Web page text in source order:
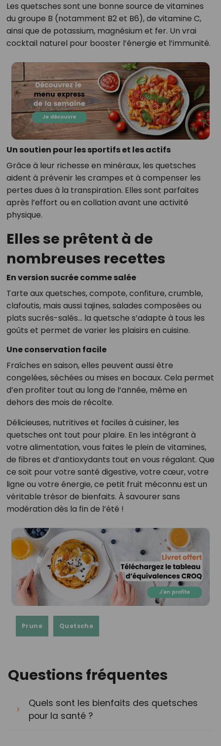
Les quetsches sont une bonne source de vitamines
du groupe B (notamment B2 et B6), de vitamine C,
ainsi que de potassium, magnésium et fer. Un vrai
cocktail naturel pour booster l’énergie et l’immunité.
Un soutien pour les sportifs et les actifs
Grâce à leur richesse en minéraux, les quetsches
aident à prévenir les crampes et à compenser les
pertes dues à la transpiration. Elles sont parfaites
après l’effort ou en collation avant une activité
physique.
Elles se prêtent à de
nombreuses recettes
En version sucrée comme salée
Tarte aux quetsches, compote, confiture, crumble,
clafoutis, mais aussi tajines, salades composées ou
plats sucrés-salés… la quetsche s’adapte à tous les
goûts et permet de varier les plaisirs en cuisine.
Une conservation facile
Fraîches en saison, elles peuvent aussi être
congelées, séchées ou mises en bocaux. Cela permet
d’en profiter tout au long de l’année, même en
dehors des mois de récolte.
Délicieuses, nutritives et faciles à cuisiner, les
quetsches ont tout pour plaire. En les intégrant à
votre alimentation, vous faites le plein de vitamines,
de fibres et d’antioxydants tout en vous régalant. Que
ce soit pour votre santé digestive, votre cœur, votre
ligne ou votre énergie, ce petit fruit méconnu est un
véritable trésor de bienfaits. À savourer sans
modération dès la fin de l’été !
Prune Quetsche
Questions fréquentes
Quels sont les bienfaits des quetsches
pour la santé ?